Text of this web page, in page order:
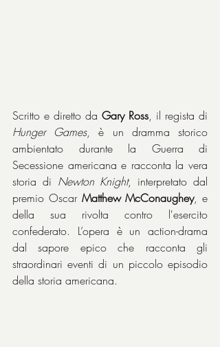
Scritto e diretto da Gary Ross
Hunger Games, è un dramma storico
ambientato durante la Guerra di
Secessione americana e racconta la vera
storia di Newton Knight, interpretato dal
premio Oscar Matthew McConaughey, e
della sua rivolta contro l'esercito
confederato. L’opera è un action-drama
dal sapore epico che racconta gli
straordinari eventi di un piccolo episodio
della storia americana.